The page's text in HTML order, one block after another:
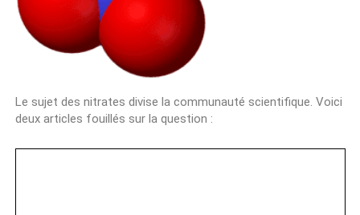
Le sujet des nitrates divise la communauté scientifique. Voici
deux articles fouillés sur la question :